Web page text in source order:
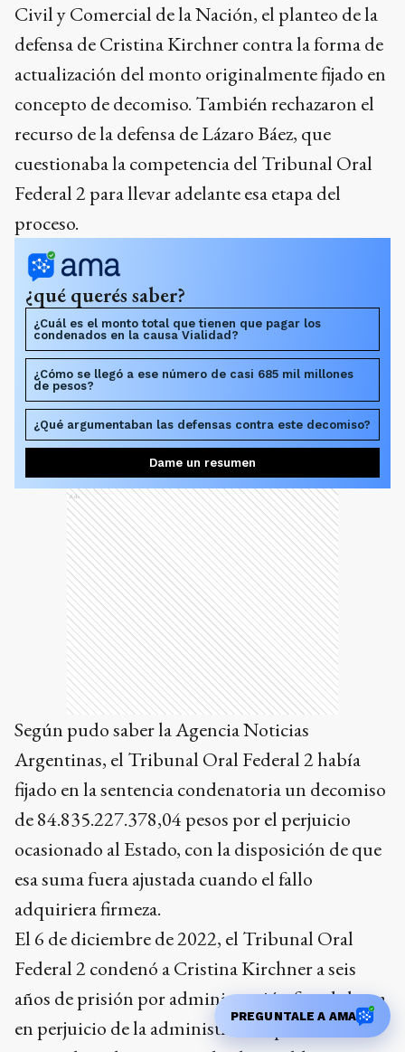
Civil y Comercial de la Nación, el planteo de la
defensa de Cristina Kirchner contra la forma de
actualización del monto originalmente fijado en
concepto de decomiso. También rechazaron el
recurso de la defensa de Lázaro Báez, que
cuestionaba la competencia del Tribunal Oral
Federal 2 para llevar adelante esa etapa del
proceso.
¿qué querés saber?
¿Cuál es el monto total que tienen que pagar los
condenados en la causa Vialidad?
¿Cómo se llegó a ese número de casi 685 mil millones
de pesos?
¿Qué argumentaban las defensas contra este decomiso?
Dame un resumen
Ads
Según pudo saber la Agencia Noticias
Argentinas, el Tribunal Oral Federal 2 había
fijado en la sentencia condenatoria un decomiso
de 84.835.227.378,04 pesos por el perjuicio
ocasionado al Estado, con la disposición de que
esa suma fuera ajustada cuando el fallo
adquiriera firmeza.
El 6 de diciembre de 2022, el Tribunal Oral
Federal 2 condenó a Cristina Kirchner a seis
años de prisión por administración fraudulenta
en perjuicio de la administración pública en el
PREGUNTALE A AMA